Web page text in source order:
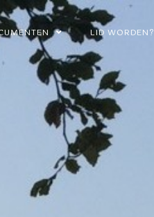
LID WORDEN?